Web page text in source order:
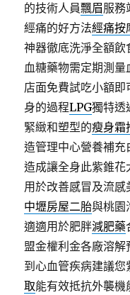
的技術人員飄眉服務
經痛的好方法經痛按
神器徹底洗淨全額飲
血糖藥物需定期測
店面免費試吃小額
身的過程LPG獨特透
緊緻和塑型的瘦身霜
造管理中心營養補充
造成讓全身此紫錐
用於改善感冒及流
中壢房屋二胎與桃園
適適用於肥胖減肥藥
盟金權利金各廠溶解
到心血管疾病建議
取能有效抵抗外襲